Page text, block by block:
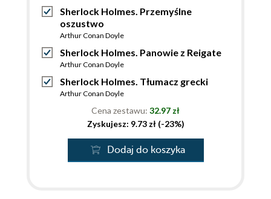
Sherlock Holmes. Przemyślne
oszustwo
Arthur Conan Doyle
Sherlock Holmes. Panowie z Reigate
Arthur Conan Doyle
Sherlock Holmes. Tłumacz grecki
Arthur Conan Doyle
Cena zestawu: 32.97 zł
Zyskujesz: 9.73 zł (-23%)
Dodaj do koszyka